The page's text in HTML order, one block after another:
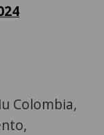
Colombia,